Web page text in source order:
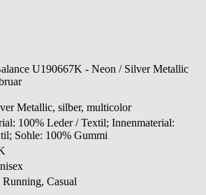
U190667K - Neon / Silver Metallic
Metallic, silber, multicolor
100% Leder / Textil; Innenmaterial:
Sohle: 100% Gummi
Casual